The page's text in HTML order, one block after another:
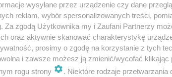
wysyłane przez urządzenie czy dane
reklam, wybór spersonalizowanych treści,
Za zgodą Użytkownika my i Zaufani Partnerzy
oraz aktywnie skanować charakterystykę
prosimy o zgodę na korzystanie z tych
i zawsze możesz ją zmienić/wycofać
rogu strony
. Niektóre rodzaje